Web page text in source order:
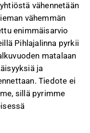
noin 2 100
tehdään, syntyy
lopulliset määrät
yhtiön
saavuttamiseksi,
säästöt
täysimääräisesti
Pihlajalinnan
vähennetään
vähemmän
enimmäisarvio
Pihlajalinna pyrkii
matalaan
ja
Tiedote ei
sillä pyrimme